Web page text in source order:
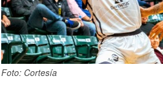
Foto: Cortesía